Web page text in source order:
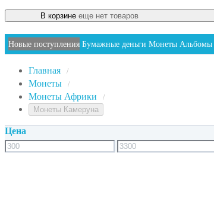
В корзине еще нет товаров
Новые поступления Бумажные деньги Монеты Альбомы
Главная /
Монеты /
Монеты Африки /
Монеты Камеруна
Цена